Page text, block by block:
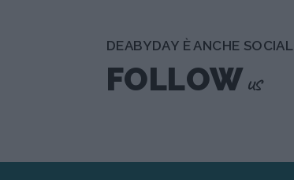
DEABYDAY È ANCHE SOCIAL
FOLLOWus